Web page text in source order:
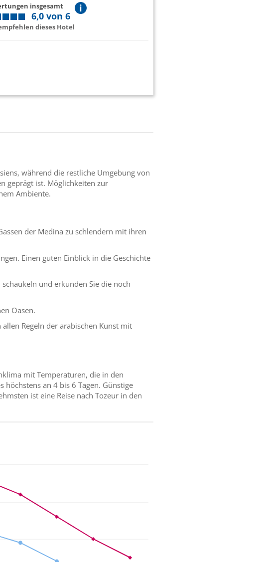
insgesamt
6,0 von 6
dieses Hotel
während die restliche Umgebung von
geprägt ist. Möglichkeiten zur
Ambiente.
der Medina zu schlendern mit ihren
Einen guten Einblick in die Geschichte
und erkunden Sie die noch
Oasen.
Regeln der arabischen Kunst mit
mit Temperaturen, die in den
an 4 bis 6 Tagen. Günstige
ist eine Reise nach Tozeur in den